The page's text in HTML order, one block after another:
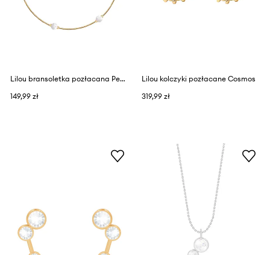
Lilou bransoletka pozłacana Pearls
149,99 zł
Lilou kolczyki pozłacane Cosmos
319,99 zł